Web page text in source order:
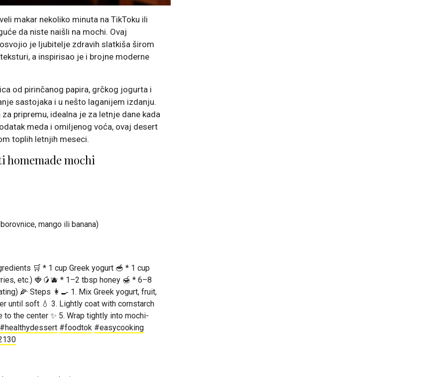
makar nekoliko minuta na TikToku ili
da niste naišli na mochi. Ovaj
je ljubitelje zdravih slatkiša širom
a inspirisao je i brojne moderne
od pirinčanog papira, grčkog jogurta i
sastojaka i u nešto laganijem izdanju.
pripremu, idealna je za letnje dane kada
meda i omiljenog voća, ovaj desert
toplih letnjih meseci.
homemade mochi
mango ili banana)
🛒 * 1 cup Greek yogurt 🥣 * 1 cup
etc.) 🍓🥭🫐 * 1–2 tbsp honey 🍯 * 6–8
🌽 Steps 👩‍🍳 1. Mix Greek yogurt, fruit,
until soft 💧 3. Lightly coat with cornstarch
the center ✨ 5. Wrap tightly into mochi-
#healthydessert #foodtok #easycooking